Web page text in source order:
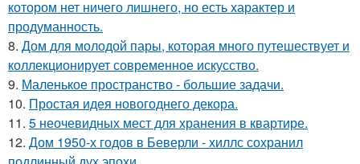
котором нет ничего лишнего, но есть характер и
продуманность.
8. Дом для молодой пары, которая много путешествует и
коллекционирует современное искусство.
9. Маленькое пространство - большие задачи.
10. Простая идея новогоднего декора.
11. 5 неочевидных мест для хранения в квартире.
12. Дом 1950-х годов в Беверли - хиллс сохранил